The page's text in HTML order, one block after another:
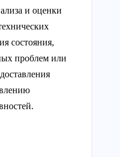
и оценки
состояния,
проблем или